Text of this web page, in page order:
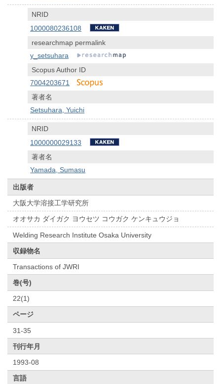
NRID
1000080236108
researchmap permalink
y_setsuhara
Scopus Author ID
7004203671
著者名
Setsuhara, Yuichi
NRID
1000000029133
著者名
Yamada, Sumasu
出版者
大阪大学溶接工学研究所
オオサカ ダイガク ヨウセツ コウガク ケンキュウジョ
Welding Research Institute Osaka University
収録物名
Transactions of JWRI
巻(号)
22(1)
ページ
31-35
刊行年月
1993-08
言語